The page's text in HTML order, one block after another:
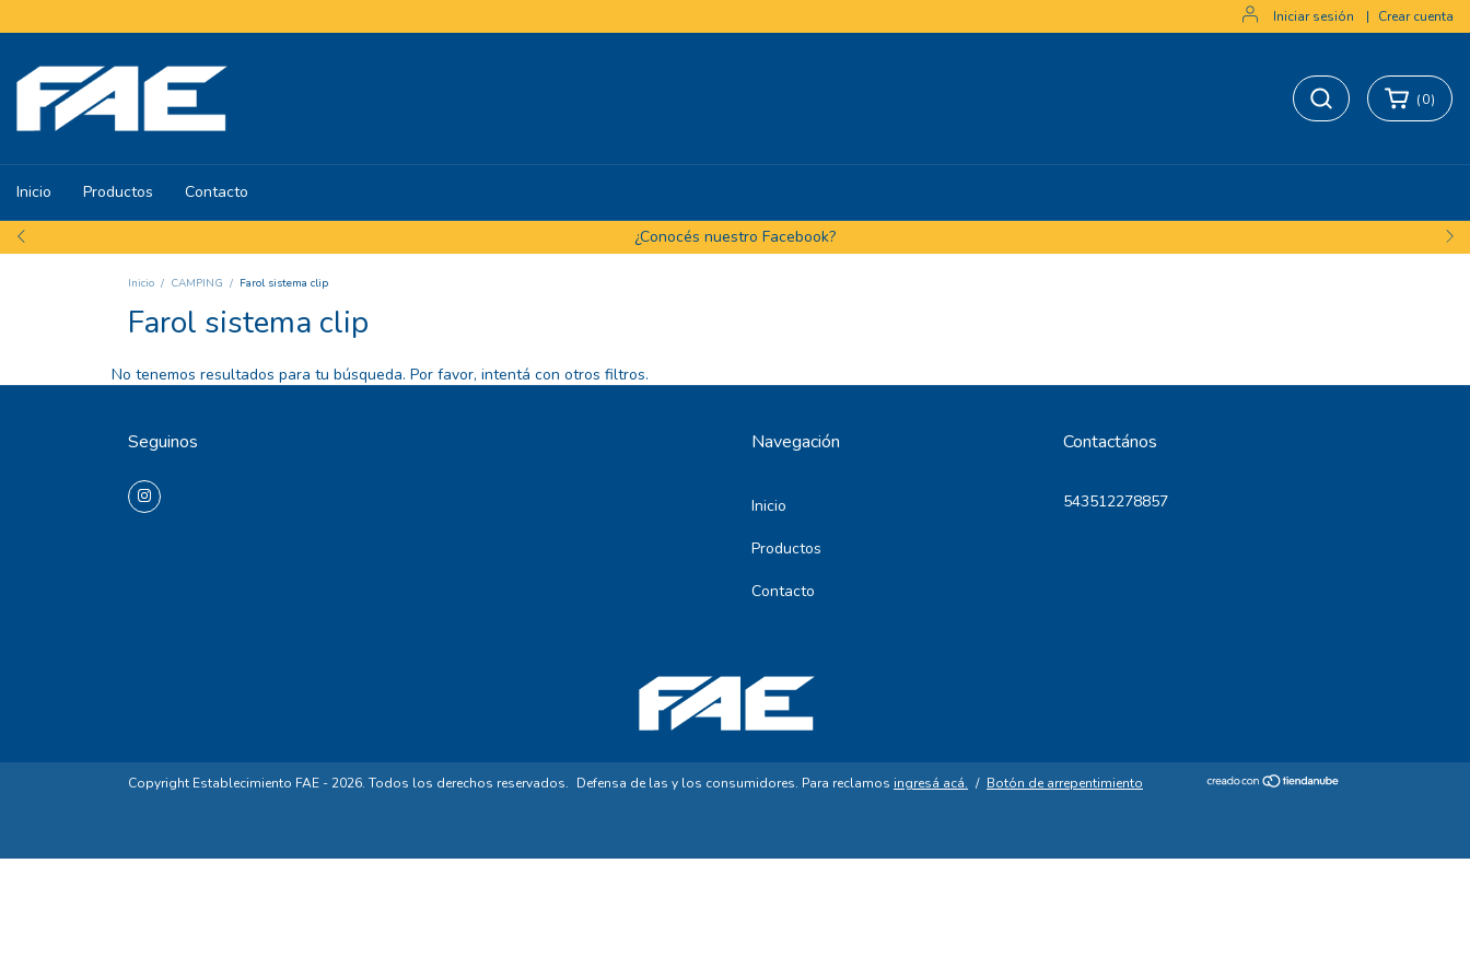
Iniciar sesión | Crear cuenta
¿Conocés nuestro Facebook?
(0)
Inicio Productos Contacto
Inicio / CAMPING / Farol sistema clip
Farol sistema clip
No tenemos resultados para tu búsqueda. Por favor, intentá con otros filtros.
Seguinos Navegación
Inicio
Productos
Contacto
Contactános
543512278857
Copyright Establecimiento FAE - 2026. Todos los derechos reservados. Defensa de las y los consumidores. Para reclamos ingresá acá. / Botón de arrepentimiento